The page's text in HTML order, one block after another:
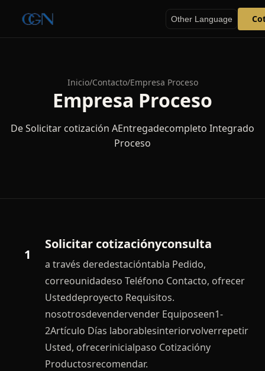
Other Language
Inicio/Contacto/Empresa Proceso
Empresa Proceso
De Solicitar cotización AEntregadecompleto Integrado
Proceso
1
Solicitar cotizaciónyconsulta
a través deredestacióntabla Pedido,
correounidadeso Teléfono Contacto, ofrecer
Usteddeproyecto Requisitos.
nosotrosdevendervender Equiposeen1-
2Artículo Días laborablesinteriorvolverrepetir
Usted, ofrecerinicialpaso Cotizacióny
Productosrecomendar.